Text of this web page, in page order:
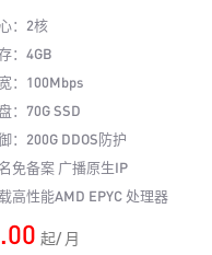
：2核
：4GB
：100Mbps
：70G SSD
：200G DDOS防护
免备案 广播原生IP
高性能AMD EPYC 处理器
起/ 月